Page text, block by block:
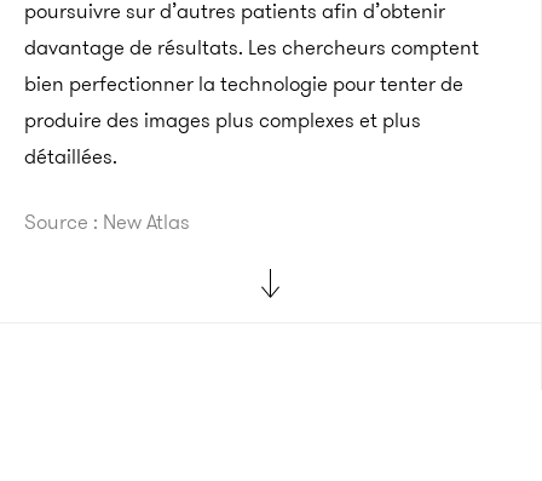
poursuivre sur d’autres patients afin d’obtenir
davantage de résultats. Les chercheurs comptent
bien perfectionner la technologie pour tenter de
produire des images plus complexes et plus
détaillées.
Source : New Atlas